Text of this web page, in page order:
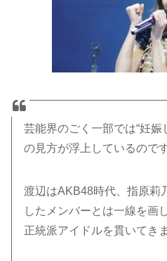
芸能界のごく一部では“妊娠
の見方が浮上しているのです
渡辺はAKB48時代、指原莉
したメンバーとは一線を画
正統派アイドルを貫いてき